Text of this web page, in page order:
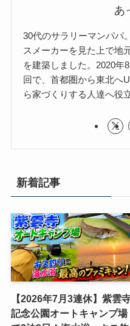
あ
30代のサラリーマンパパ
スメーカーを見た上で地
を建築しました。2020年
回で、首都圏から東北へ
ら家づくりする人達へ役
新着記事
【2026年7月3連休】紫雲
記念公園オートキャンプ場